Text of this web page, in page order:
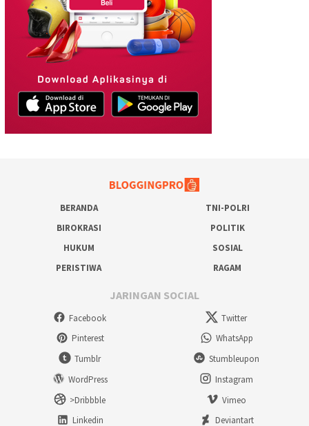
BERANDA
TNI-POLRI
BIROKRASI
POLITIK
HUKUM
SOSIAL
PERISTIWA
RAGAM
JARINGAN SOCIAL
Facebook
Twitter
Pinterest
WhatsApp
Tumblr
Stumbleupon
WordPress
Instagram
>Dribbble
Vimeo
Linkedin
Deviantart